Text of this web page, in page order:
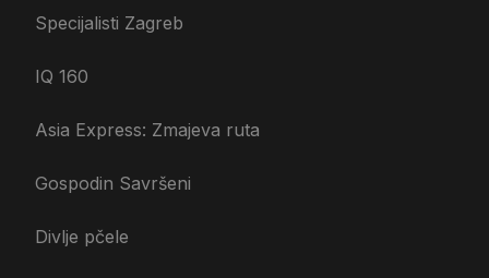
Specijalisti Zagreb
IQ 160
Asia Express: Zmajeva ruta
Gospodin Savršeni
Divlje pčele